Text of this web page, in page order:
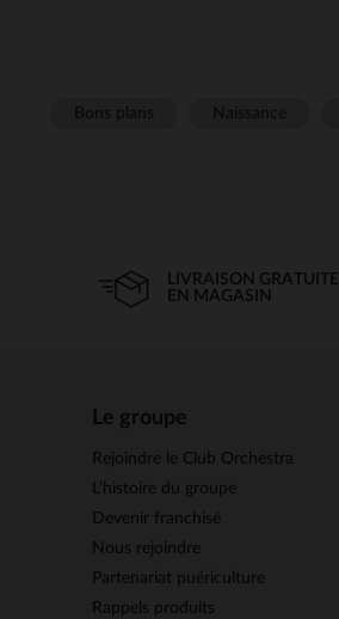
LIVRAISON GRATUITE
EN MAGASIN
Le groupe
Rejoindre le Club Orchestra
L’histoire du groupe
Devenir franchisé
Nous rejoindre
Partenariat puériculture
Rappels produits